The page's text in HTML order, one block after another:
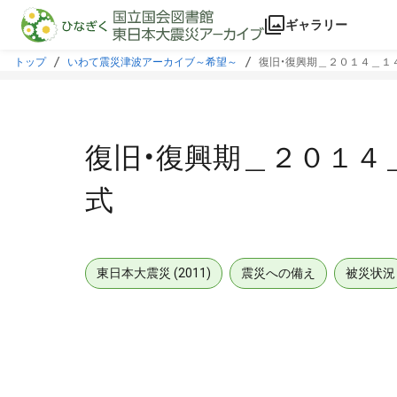
本文に飛ぶ
ギャラリー
トップ いわて震災津波アーカイブ～希望～ 復旧・復興期＿２０１４＿
復旧・復興期＿２０１
式
東日本大震災 (2011) 震災への備え 被災状況